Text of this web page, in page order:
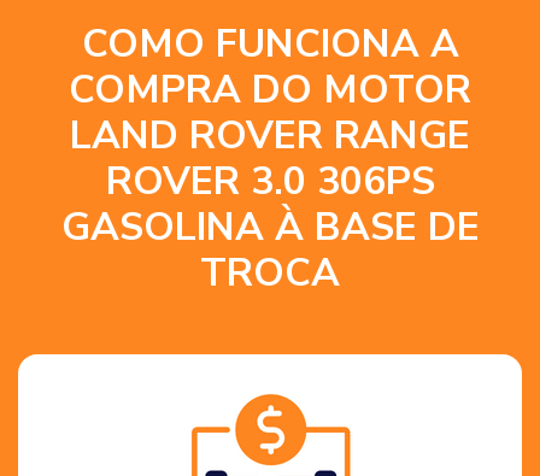
COMO FUNCIONA A
COMPRA DO MOTOR
LAND ROVER RANGE
ROVER 3.0 306PS
GASOLINA À BASE DE
TROCA